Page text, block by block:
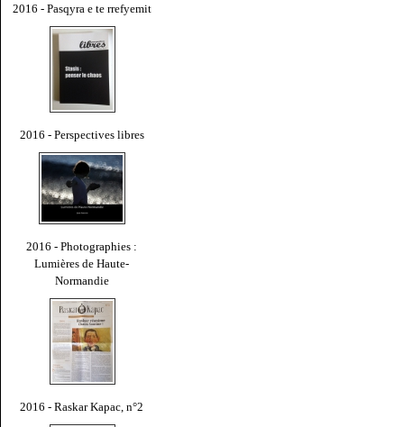
2016 - Pasqyra e te rrefyemit
2016 - Perspectives libres
2016 - Photographies :
Lumières de Haute-
Normandie
2016 - Raskar Kapac, n°2